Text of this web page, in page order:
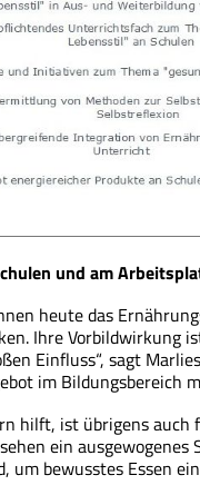
und am
heute das
Ihre Vorbildwirkung
Einfluss“, sagt
im Bildungsbereich
hilft, ist übrigens auch
ein
um bewusstes Essen